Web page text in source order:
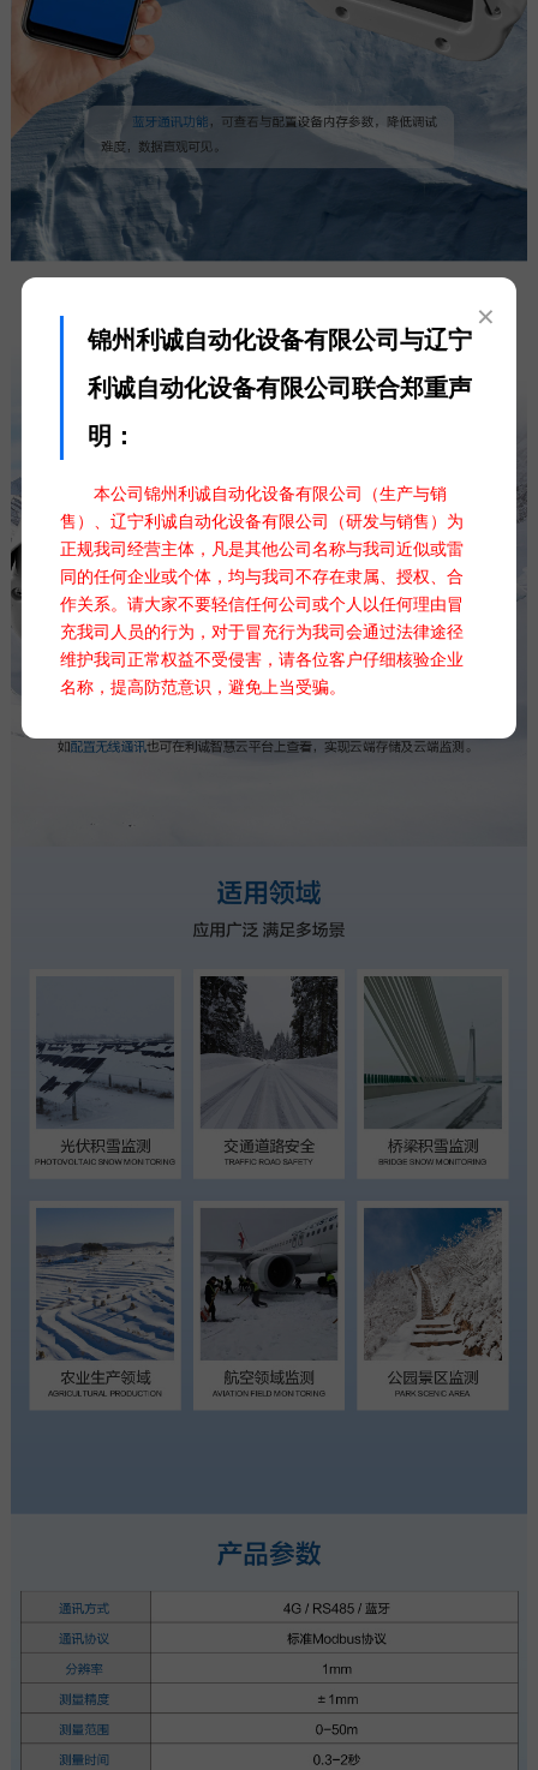
×
锦州利诚自动化设备有限公司与辽宁
利诚自动化设备有限公司联合郑重声
明：
本公司锦州利诚自动化设备有限公司（生产与销
售）、辽宁利诚自动化设备有限公司（研发与销售）为
正规我司经营主体，凡是其他公司名称与我司近似或雷
同的任何企业或个体，均与我司不存在隶属、授权、合
作关系。请大家不要轻信任何公司或个人以任何理由冒
充我司人员的行为，对于冒充行为我司会通过法律途径
维护我司正常权益不受侵害，请各位客户仔细核验企业
名称，提高防范意识，避免上当受骗。